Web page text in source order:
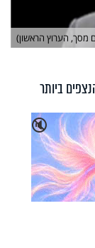
מסך, הערוץ הראשון)
ביותר
🔇